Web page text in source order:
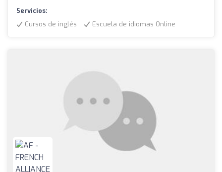
Servicios:
Cursos de inglés
Escuela de idiomas Online